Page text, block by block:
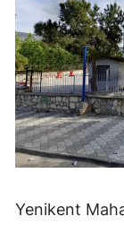
Yenikent